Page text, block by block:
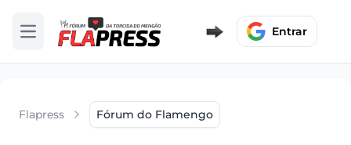
Abrir menu Entrar
Flapress Fórum do Flamengo